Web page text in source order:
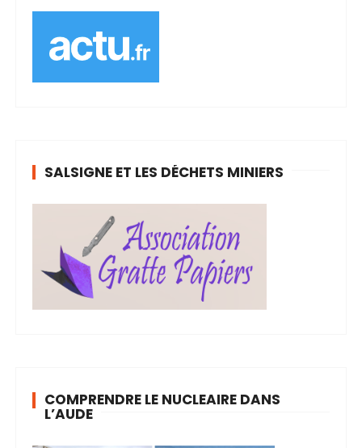
SALSIGNE ET LES DÉCHETS MINIERS
COMPRENDRE LE NUCLEAIRE DANS
L’AUDE